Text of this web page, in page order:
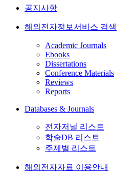
공지사항
해외전자정보서비스 검색
Academic Journals
Ebooks
Dissertations
Conference Materials
Reviews
Reports
Databases & Journals
전자저널 리스트
학술DB 리스트
주제별 리스트
해외전자자료 이용안내